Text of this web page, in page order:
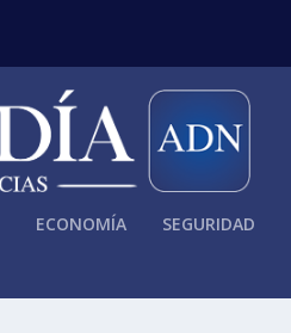
ECONOMÍA SEGURIDAD